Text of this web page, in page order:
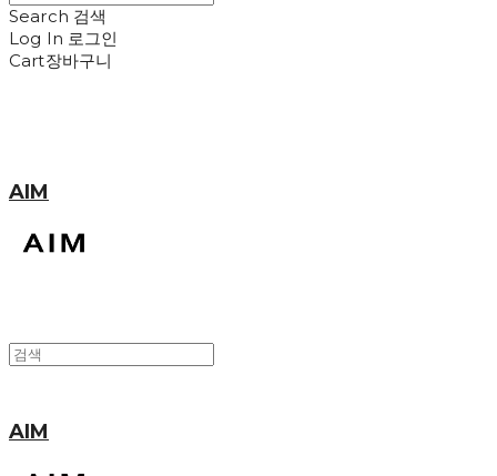
Search 검색
Log In 로그인
Cart장바구니
AIM
AIM